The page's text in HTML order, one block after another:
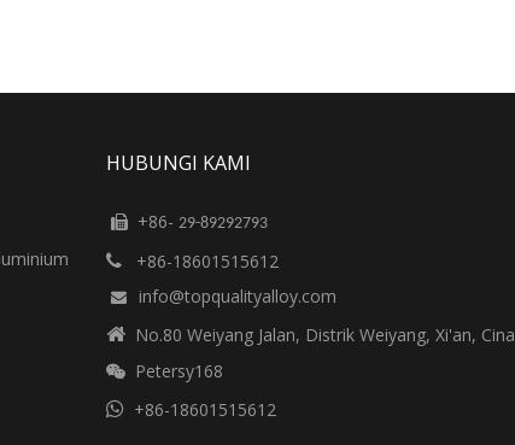
HUBUNGI KAMI
 +86- 29-89292793
 +86-18601515612
 info@topqualityalloy.com
 No.80 Weiyang Jalan, Distrik Weiyang, Xi'an, Cina
 Petersy168
 +86-18601515612